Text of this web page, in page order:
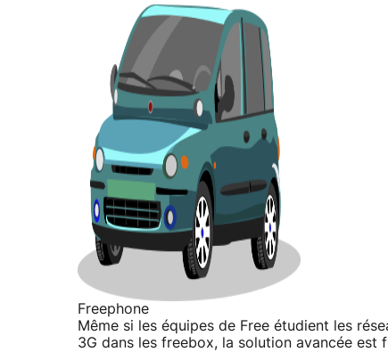
Freephone
Même si les équipes de Free étudient les
3G dans les freebox, la solution avancée est